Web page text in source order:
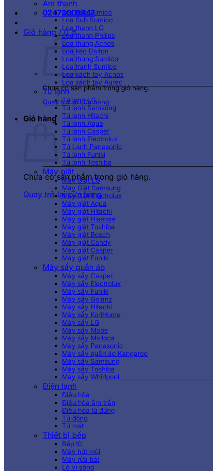
02473003847
Giỏ hàng /0₫
Chưa có sản phẩm trong giỏ hàng.
Quay trở lại cửa hàng
Giỏ hàng
Chưa có sản phẩm trong giỏ hàng.
Quay trở lại cửa hàng
Âm thanh
Loa kéo Sumico
Loa Sub Sumico
Loa thanh LG
Loa thanh Philips
Loa thùng Acnos
Loa kéo Dalton
Loa thùng Sumico
Loa tranh Sumico
Loa xách tay Acnos
Loa xách tay Aurec
Tủ lạnh
Tủ lạnh LG
Tủ lạnh Samsung
Tủ lạnh Hitachi
Tủ lạnh Aqua
Tủ lạnh Casper
Tủ lạnh Electrolux
Tủ Lạnh Panasonic
Tủ lạnh Funiki
Tủ lạnh Toshiba
Máy giặt
Máy Giặt LG
Máy Giặt Samsung
Máy Giặt Electrolux
Máy giặt Aqua
Máy giặt Hitachi
Máy giặt Hisense
Máy giặt Toshiba
Máy giặt Bosch
Máy giặt Candy
Máy giặt Casper
Máy giặt Funiki
Máy sấy quần áo
Máy sấy Casper
Máy sấy Electrolux
Máy sấy Funiki
Máy sấy Galanz
Máy sấy Hitachi
Máy sấy KoriHome
Máy sấy LG
Máy sấy Mabe
Máy sấy Malloca
Máy sấy Panasonic
Máy sấy quần áo Kangaroo
Máy sấy Samsung
Máy sấy Toshiba
Máy sấy Whirlpool
Điện lạnh
Điều hòa
Điều hòa âm trần
Điều hòa tủ đứng
Tủ đông
Tủ mát
Thiết bị bếp
Bếp từ
Máy hút mùi
Máy rửa bát
Lò vi sóng